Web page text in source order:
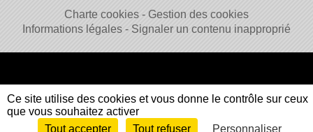
Charte cookies
Gestion des cookies
Informations légales
Signaler un contenu inapproprié
Envie de participer ?
Ce site utilise des cookies et vous donne le contrôle sur ceux
que vous souhaitez activer
Tout accepter
Tout refuser Personnaliser